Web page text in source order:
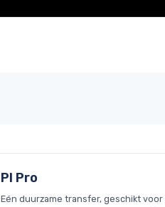
PI Pro
Eén duurzame transfer, geschikt voor